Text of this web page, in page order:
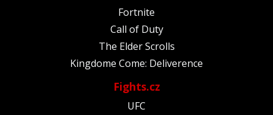
Fortnite
Call of Duty
The Elder Scrolls
Kingdome Come: Deliverence
Fights.cz
UFC